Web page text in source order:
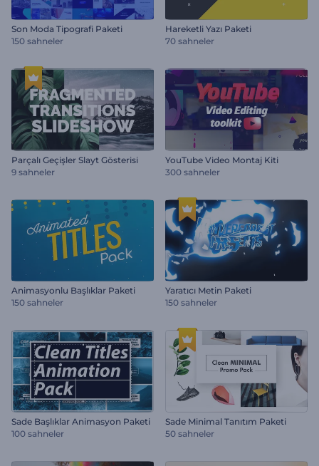
Son Moda Tipografi Paketi
150 sahneler
Hareketli Yazı Paketi
70 sahneler
Parçalı Geçişler Slayt Gösterisi
9 sahneler
YouTube Video Montaj Kiti
300 sahneler
Animasyonlu Başlıklar Paketi
150 sahneler
Yaratıcı Metin Paketi
150 sahneler
Sade Başlıklar Animasyon Paketi
100 sahneler
Sade Minimal Tanıtım Paketi
50 sahneler